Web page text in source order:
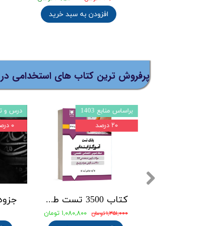
افزودن به سبد خرید
۱,۳۵۱,۰۰۰
براساس
۲۰ درصد
کتاب استخدامی کامپیوتر ICDL کاظم زرین انتشارات امید انقلاب
۳۵۰,۰۰۰ تومان ۲۹۷,۵۰۰ تومان
مهارتهای هفتگانه
۱۵ درصد
پرفروش ترین کتاب های استخدامی در